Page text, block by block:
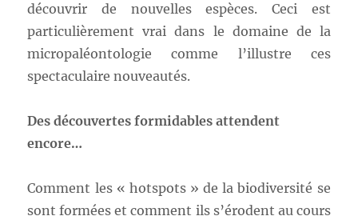
découvrir de nouvelles espèces. Ceci est
particulièrement vrai dans le domaine de la
micropaléontologie comme l’illustre ces
spectaculaire nouveautés.
Des découvertes formidables attendent
encore…
Comment les « hotspots » de la biodiversité se
sont formées et comment ils s’érodent au cours